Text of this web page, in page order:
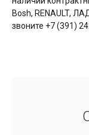
Bosh, RENAULT,
звоните +7 (391)